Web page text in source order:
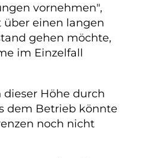
vornehmen",
über einen langen
gehen möchte,
im Einzelfall
Höhe durch
dem Betrieb könnte
noch nicht